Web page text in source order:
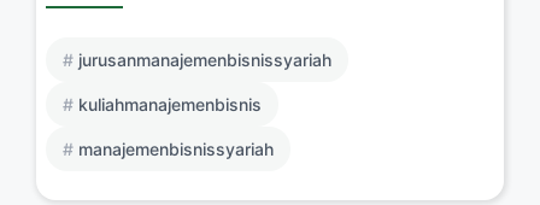
jurusanmanajemenbisnissyariah
kuliahmanajemenbisnis
manajemenbisnissyariah